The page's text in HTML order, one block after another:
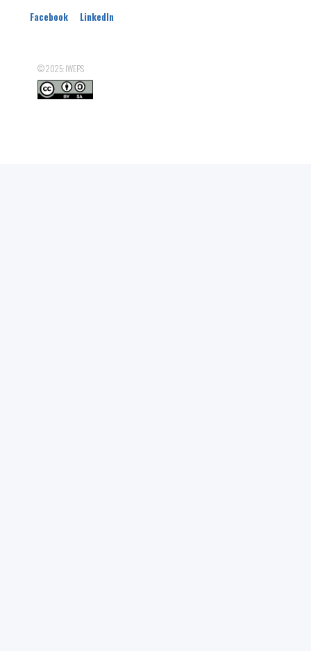
Facebook LinkedIn
© 2025: IWEPS